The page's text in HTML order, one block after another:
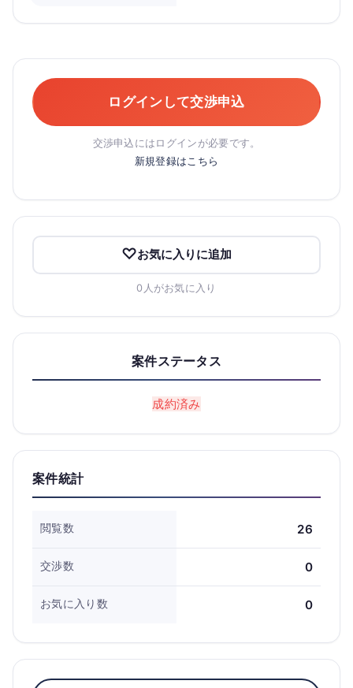
ログインして交渉申込
交渉申込にはログインが必要です。
新規登録はこちら
お気に入りに追加
0人がお気に入り
案件ステータス
成約済み
案件統計
閲覧数 26
交渉数 0
お気に入り数 0